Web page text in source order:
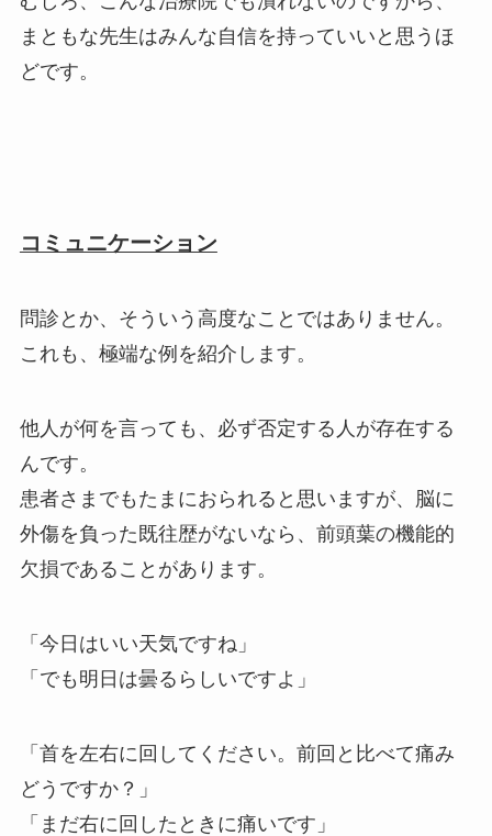
まともな先生はみんな自信を持っていいと思うほ
どです。
コミュニケーション
問診とか、そういう高度なことではありません。
これも、極端な例を紹介します。
他人が何を言っても、必ず否定する人が存在する
んです。
患者さまでもたまにおられると思いますが、脳に
外傷を負った既往歴がないなら、前頭葉の機能的
欠損であることがあります。
「今日はいい天気ですね」
「でも明日は曇るらしいですよ」
「首を左右に回してください。前回と比べて痛み
どうですか？」
「まだ右に回したときに痛いです」